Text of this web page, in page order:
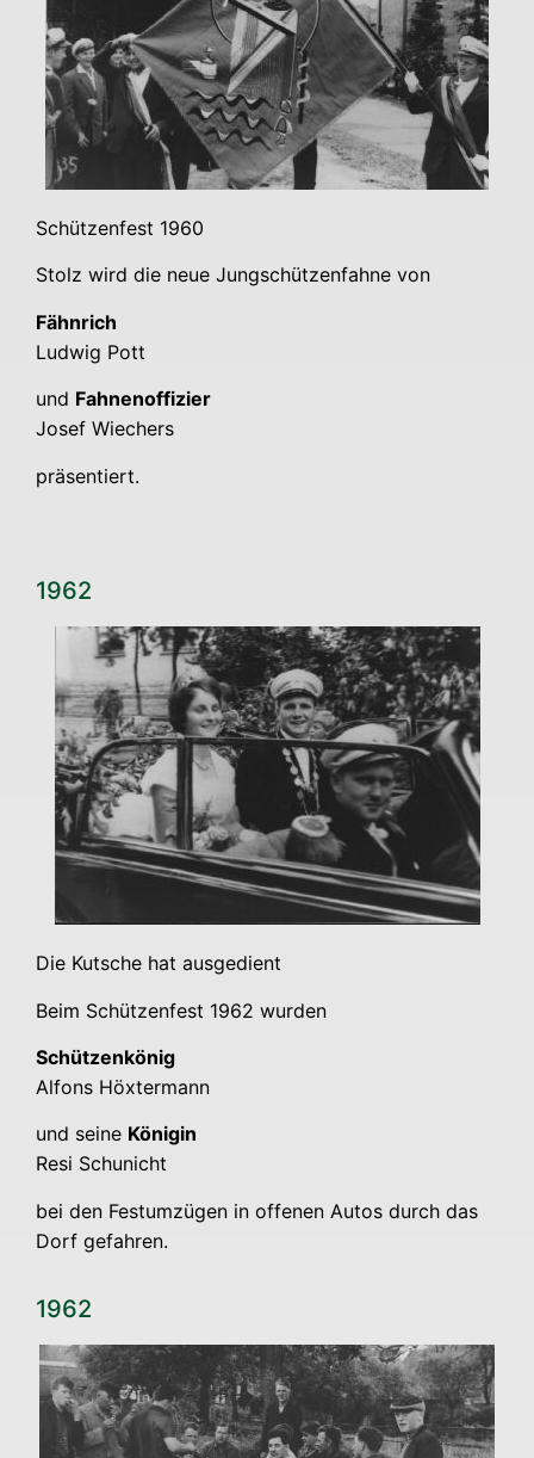
Schüt­zen­fest 1960
Stolz wird die neue Jung­schüt­zen­fah­ne von
Fähn­rich
Lud­wig Pott
und Fah­nen­of­fi­zier
Josef Wie­chers
prä­sen­tiert.
1962
Die Kut­sche hat ausgedient
Beim Schüt­zen­fest 1962 wurden
Schüt­zen­kö­nig
Alfons Höx­ter­mann
und sei­ne Köni­gin
Resi Schuni­cht
bei den Fest­um­zü­gen in offe­nen Autos durch das
Dorf gefahren.
1962